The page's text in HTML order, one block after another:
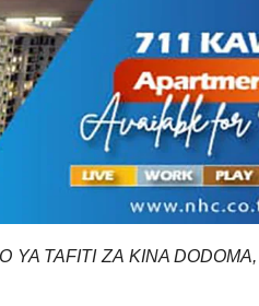
YA TAFITI ZA KINA